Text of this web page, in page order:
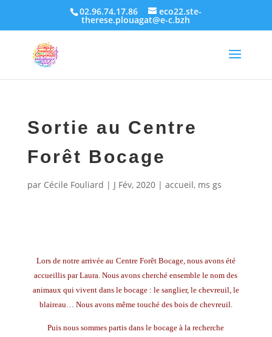
02.96.74.17.86 eco22.ste-
therese.plouagat@e-c.bzh
Sortie au Centre
Forêt Bocage
par Cécile Fouliard | J Fév, 2020| accueil, ms gs
Lors de notre arrivée au Centre Forêt Bocage, nous avons été
accueillis par Laura.Nous avons cherché ensemble le nom des
animaux qui vivent dans le bocage : le sanglier, le chevreuil, le
blaireau… Nous avons même touché des bois de chevreuil.
Puis nous sommes partis dans le bocage à la recherche